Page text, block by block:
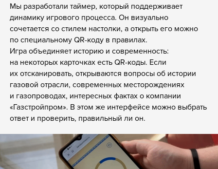
Мы разработали таймер, который поддерживает
динамику игрового процесса. Он визуально
сочетается со стилем настолки, а открыть его можно
по специальному QR-коду в правилах.
Игра объединяет историю и современность:
на некоторых карточках есть QR-коды. Если
их отсканировать, открываются вопросы об истории
газовой отрасли, современных месторождениях
и газопроводах, интересных фактах о компании
«Газстройпром». В этом же интерфейсе можно выбрать
ответ и проверить, правильный ли он.